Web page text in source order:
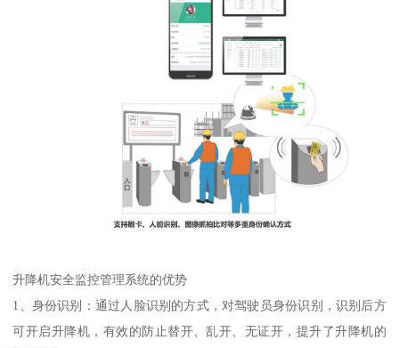
升降机安全监控管理系统的优势
1、身份识别：通过人脸识别的方式，对驾驶员身份识别，识别后方
可开启升降机，有效的防止替开、乱开、无证开，提升了升降机的